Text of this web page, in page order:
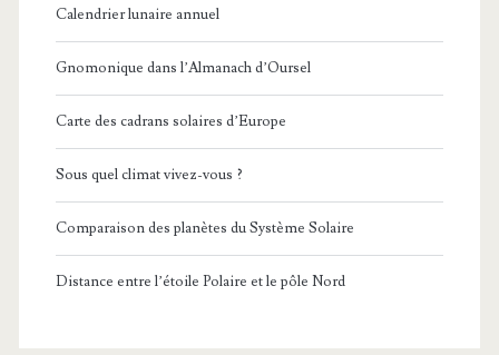
Calendrier lunaire annuel
Gnomonique dans l’Almanach d’Oursel
Carte des cadrans solaires d’Europe
Sous quel climat vivez-vous ?
Comparaison des planètes du Système Solaire
Distance entre l’étoile Polaire et le pôle Nord